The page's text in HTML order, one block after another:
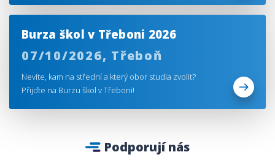
Burza škol v Třeboni 2026
07/10/2026, Třeboň
Nevíte, kam na střední a který obor studia zvolit?
Přijďte na Burzu škol v Třeboni!
Podporují nás